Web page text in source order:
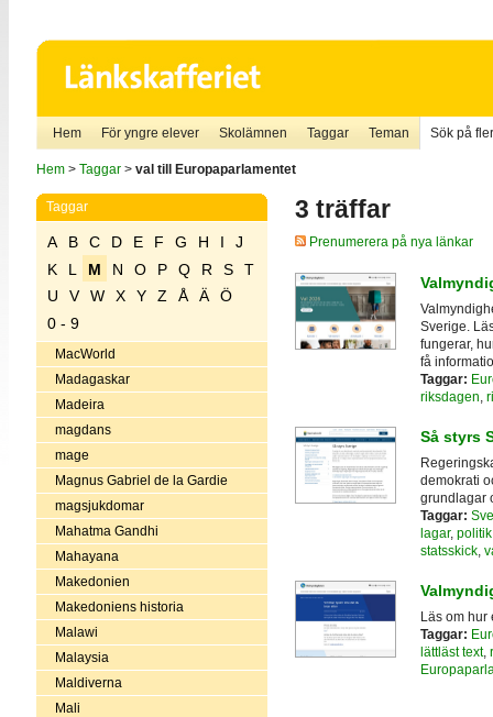
Hem För yngre elever Skolämnen Taggar Teman Sök på
Hem> Taggar> val till Europaparlamentet
Taggar
A B C D E F G H I
J
K
L M N O P Q R S
T
U
V W X Y Z Å Ä
Ö
0 - 9
MacWorld
Madagaskar
Madeira
magdans
mage
Magnus Gabriel de la Gardie
magsjukdomar
Mahatma Gandhi
Mahayana
Makedonien
Makedoniens historia
Malawi
Malaysia
Maldiverna
Mali
3 träffar
Prenumerera på nya länkar
Sverige.
fungerar,
få
Taggar:
riksdagen
Så styrs
demokrati
grundlagar
Taggar:
lagar, politik
statsskick,
Läs om hur
Taggar:
lättläst text,